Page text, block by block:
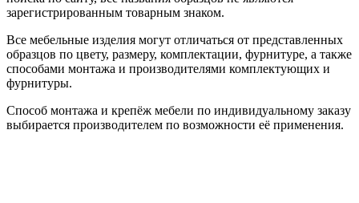
зарегистрированным товарным знаком.
Все мебельные изделия могут отличаться от представленных
образцов по цвету, размеру, комплектации, фурнитуре, а также
способами монтажа и производителями комплектующих и
фурнитуры.
Способ монтажа и крепёж мебели по индивидуальному заказу
выбирается производителем по возможности её применения.